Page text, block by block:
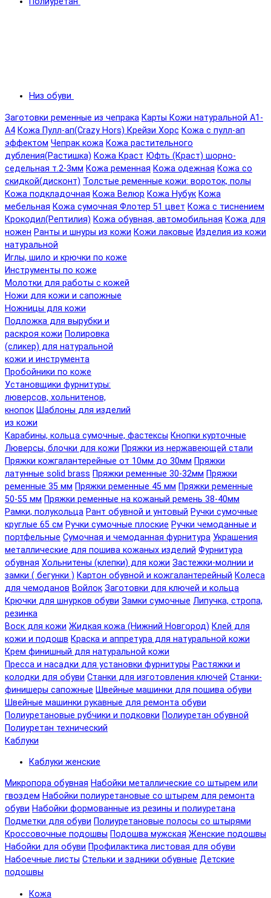
Низ обуви
Заготовки ременные из чепрака Карты Кожи натуральной А1-
А4 Кожа Пулл-ап(Crazy Hors) Крейзи Хорс Кожа с пулл-ап
эффектом Чепрак кожа Кожа растительного
дубления(Растишка) Кожа Краст Юфть (Краст) шорно-
седельная т.2-3мм Кожа ременная Кожа одежная Кожа со
скидкой(дисконт) Толстые ременные кожи: вороток, полы
Кожа подкладочная Кожа Велюр Кожа Нубук Кожа
мебельная Кожа сумочная Флотер 51 цвет Кожа с тиснением
Крокодил(Рептилия) Кожа обувная, автомобильная Кожа для
ножен Ранты и шнуры из кожи Кожи лаковые Изделия из кожи
натуральной
Иглы, шило и крючки по коже
Инструменты по коже
Молотки для работы с кожей
Ножи для кожи и сапожные
Ножницы для кожи
Подложка для вырубки и
раскроя кожи Полировка
(сликер) для натуральной
кожи и инструмента
Пробойники по коже
Установщики фурнитуры:
люверсов, хольнитенов,
кнопок Шаблоны для изделий
из кожи
Карабины, кольца сумочные, фастексы Кнопки курточные
Люверсы, блочки для кожи Пряжки из нержавеющей стали
Пряжки кожгалантерейные от 10мм до 30мм Пряжки
латунные solid brass Пряжки ременные 30-32мм Пряжки
ременные 35 мм Пряжки ременные 45 мм Пряжки ременные
50-55 мм Пряжки ременные на кожаный ремень 38-40мм
Рамки, полукольца Рант обувной и унтовый Ручки сумочные
круглые 65 см Ручки сумочные плоские Ручки чемоданные и
портфельные Сумочная и чемоданная фурнитура Украшения
металлические для пошива кожаных изделий Фурнитура
обувная Хольнитены (клепки) для кожи Застежки-молнии и
замки ( бегунки ) Картон обувной и кожгалантерейный Колеса
для чемоданов Войлок Заготовки для ключей и кольца
Крючки для шнурков обуви Замки сумочные Липучка, стропа,
резинка
Воск для кожи Жидкая кожа (Нижний Новгород) Клей для
кожи и подошв Краска и аппретура для натуральной кожи
Крем финишный для натуральной кожи
Пресса и насадки для установки фурнитуры Растяжки и
колодки для обуви Станки для изготовления ключей Станки-
финишеры сапожные Швейные машинки для пошива обуви
Швейные машинки рукавные для ремонта обуви
Полиуретановые рубчики и подковки Полиуретан обувной
Полиуретан технический
Каблуки
Каблуки женские
Микропора обувная Набойки металлические со штырем или
гвоздем Набойки полиуретановые со штырем для ремонта
обуви Набойки формованные из резины и полиуретана
Подметки для обуви Полиуретановые полосы со штырями
Кроссовочные подошвы Подошва мужская Женские подошвы
Набойки для обуви Профилактика листовая для обуви
Набоечные листы Стельки и задники обувные Детские
подошвы
Кожа